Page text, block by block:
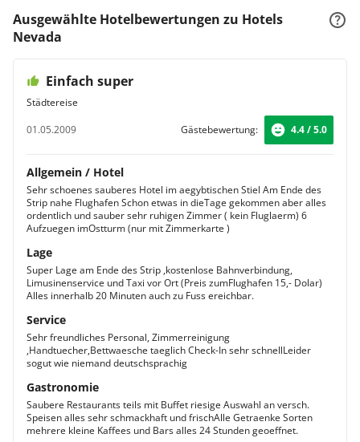
Ausgewählte Hotelbewertungen zu Hotels
Nevada
Einfach super
Städtereise
01.05.2009
Gästebewertung: 4.4 / 5.0
Allgemein / Hotel
Sehr schoenes sauberes Hotel im aegybtischen Stiel Am Ende des
Strip nahe Flughafen Schon etwas in dieTage gekommen aber alles
ordentlich und sauber sehr ruhigen Zimmer ( kein Fluglaerm) 6
Aufzuegen imOstturm (nur mit Zimmerkarte )
Lage
Super Lage am Ende des Strip ,kostenlose Bahnverbindung,
Limusinenservice und Taxi vor Ort (Preis zumFlughafen 15,- Dolar)
Alles innerhalb 20 Minuten auch zu Fuss ereichbar.
Service
Sehr freundliches Personal, Zimmerreinigung
,Handtuecher,Bettwaesche taeglich Check-In sehr schnellLeider
sogut wie niemand deutschsprachig
Gastronomie
Saubere Restaurants teils mit Buffet riesige Auswahl an versch.
Speisen alles sehr schmackhaft und frischAlle Getraenke Sorten
mehrere kleine Kaffees und Bars alles 24 Stunden geoeffnet.